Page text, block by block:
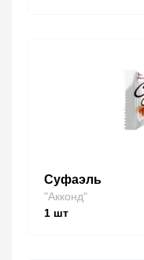
Суфаэль
"Акконд"
1 шт